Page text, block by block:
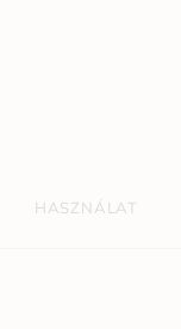
HASZNÁLAT